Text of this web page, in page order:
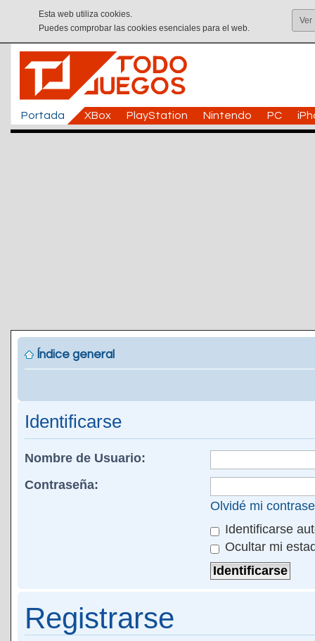
Esta web utiliza cookies.
Puedes comprobar las cookies esenciales para el web.
Ver
Portada XBox PlayStation Nintendo PC
Índice general
Identificarse
Nombre de Usuario:
Contraseña:
Olvidé mi
Identificarse
Ocultar mi
Registrarse